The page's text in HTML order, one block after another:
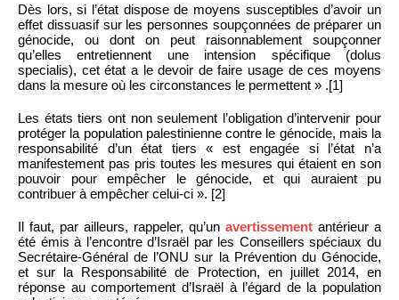
Dès lors, si l’état dispose de moyens susceptibles d’avoir un
effet dissuasif sur les personnes soupçonnées de préparer un
génocide, ou dont on peut raisonnablement soupçonner
qu’elles entretiennent une intension spécifique (dolus
specialis), cet état a le devoir de faire usage de ces moyens
dans la mesure où les circonstances le permettent » .[1]
Les états tiers ont non seulement l’obligation d’intervenir pour
protéger la population palestinienne contre le génocide, mais la
responsabilité d’un état tiers « est engagée si l’état n’a
manifestement pas pris toutes les mesures qui étaient en son
pouvoir pour empêcher le génocide, et qui auraient pu
contribuer à empêcher celui-ci ». [2]
Il faut, par ailleurs, rappeler, qu’un avertissement antérieur a
été émis à l’encontre d’Israël par les Conseillers spéciaux du
Secrétaire-Général de l’ONU sur la Prévention du Génocide,
et sur la Responsabilité de Protection, en juillet 2014, en
réponse au comportement d’Israël à l’égard de la population